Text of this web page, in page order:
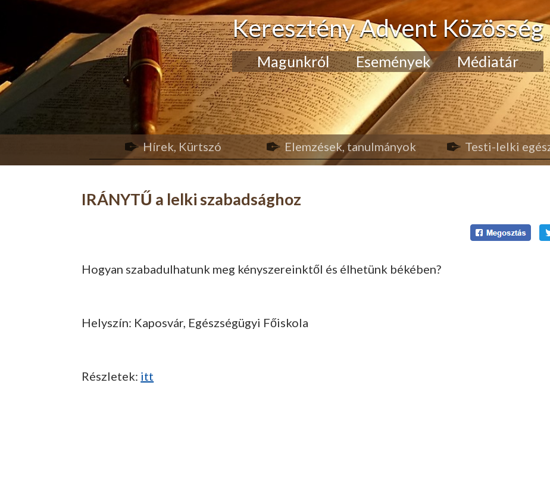
Keresztény Advent Közösség
Magunkról Események Médiatár
Hírek, Kürtszó Elemzések, tanulmányok Testi-lelki
IRÁNYTŰ a lelki szabadsághoz
Hogyan szabadulhatunk meg kényszereinktől és élhetünk békében?
Helyszín: Kaposvár, Egészségügyi Főiskola
Részletek: itt